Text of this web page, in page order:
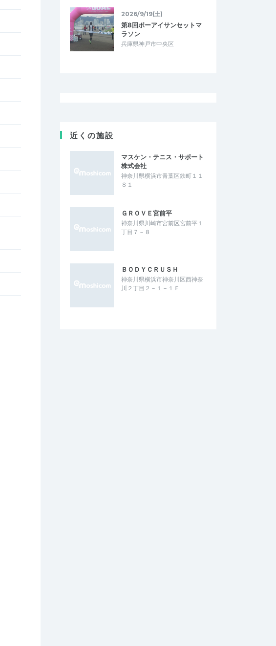
2026/9/19(土)
第8回ポーアイサンセットマ
ラソン
兵庫県神戸市中央区
近くの施設
マスケン・テニス・サポート
株式会社
神奈川県横浜市青葉区鉄町１１
８１
ＧＲＯＶＥ宮前平
神奈川県川崎市宮前区宮前平１
丁目７－８
ＢＯＤＹＣＲＵＳＨ
神奈川県横浜市神奈川区西神奈
川２丁目２－１－１Ｆ